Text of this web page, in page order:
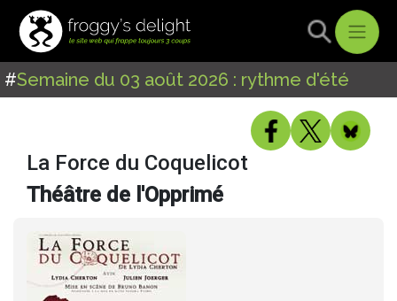
#Semaine du 03 août 2026 : rythme d'été
La Force du Coquelicot
Théâtre de l'Opprimé